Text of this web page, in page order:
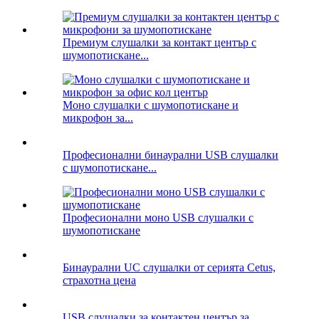
Премиум слушалки за контакт център с
шумопотискане...
Моно слушалки с шумопотискане и
микрофон за...
Професионални бинаурални USB слушалки
с шумопотискане...
Професионални моно USB слушалки с
шумопотискане
Бинаурални UC слушалки от серията Cetus,
страхотна цена